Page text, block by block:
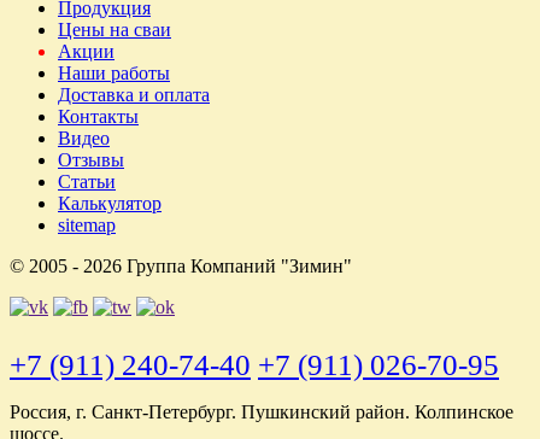
Продукция
Цены на сваи
Акции
Наши работы
Доставка и оплата
Контакты
Видео
Отзывы
Статьи
Калькулятор
sitemap
© 2005 - 2026 Группа Компаний "Зимин"
+7 (911) 240-74-40 +7 (911) 026-70-95
Россия, г. Санкт-Петербург. Пушкинский район. Колпинское
шоссе.